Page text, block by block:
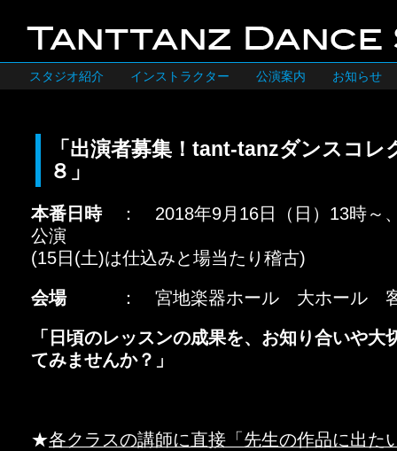
スタジオ紹介 インストラクター 公演案内 お知らせ
「出演者募集！tant-tanzダンスコレ
８」
本番日時： 2018年9月16日（日）13時～
公演
(15日(土)は仕込みと場当たり稽古)
会場 ： 宮地楽器ホール 大ホール
「日頃のレッスンの成果を、お知り合いや大
てみませんか？」
★各クラスの講師に直接「先生の作品に出た